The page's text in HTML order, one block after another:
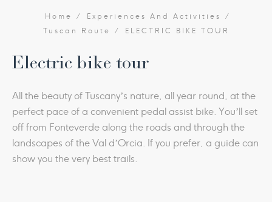
Home
Experiences And Activities
Tuscan Route
ELECTRIC BIKE TOUR
Electric bike tour
All the beauty of Tuscany’s nature, all year round, at the
perfect pace of a convenient pedal assist bike. You’ll set
off from Fonteverde along the roads and through the
landscapes of the Val d’Orcia. If you prefer, a guide can
show you the very best trails.